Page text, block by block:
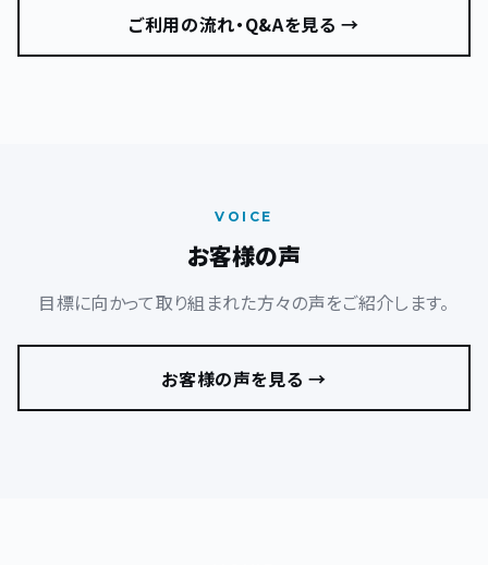
ご利用の流れ・Q&Aを見る →
VOICE
お客様の声
目標に向かって取り組まれた方々の声をご紹介します。
お客様の声を見る →